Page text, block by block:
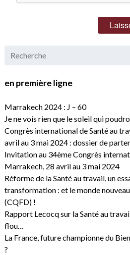
en première ligne
Marrakech 2024 : J – 60
Je ne vois rien que le soleil qui
Congrès international de Santé au
avril au 3 mai 2024 : dossier de
Invitation au 34ème Congrès
Marrakech, 28 avril au 3 mai 2024
Réforme de la Santé au travail, un
transformation : et le monde
(CQFD) !
Rapport Lecocq sur la Santé au
flou…
La France, future championne du
?